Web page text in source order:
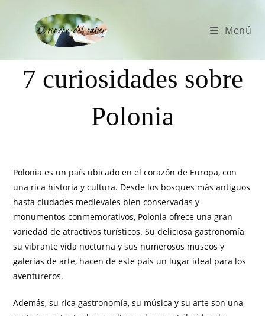
Menú
7 curiosidades sobre
Polonia
Polonia es un país ubicado en el corazón de Europa, con
una rica historia y cultura. Desde los bosques más antiguos
hasta ciudades medievales bien conservadas y
monumentos conmemorativos, Polonia ofrece una gran
variedad de atractivos turísticos. Su deliciosa gastronomía,
su vibrante vida nocturna y sus numerosos museos y
galerías de arte, hacen de este país un lugar ideal para los
aventureros.
Además, su rica gastronomía, su música y su arte son una